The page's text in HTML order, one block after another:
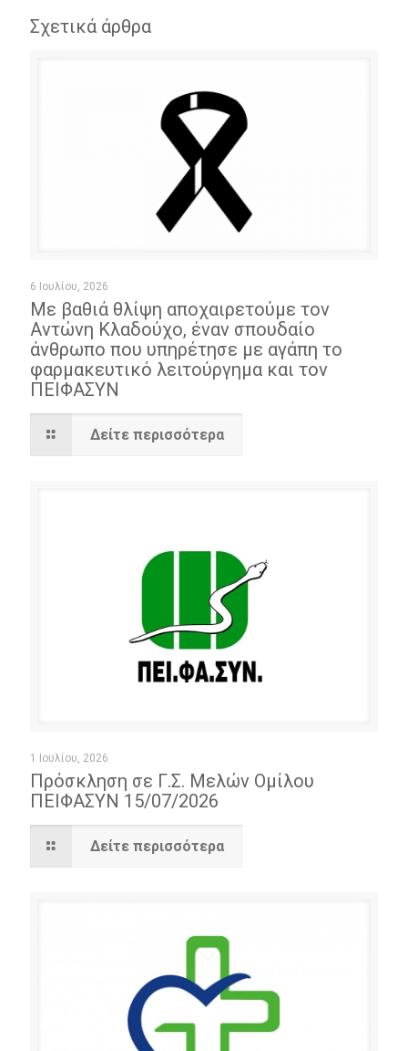
Σχετικά άρθρα
6 Ιουλίου, 2026
Με βαθιά θλίψη αποχαιρετούμε τον
Αντώνη Κλαδούχο, έναν σπουδαίο
άνθρωπο που υπηρέτησε με αγάπη το
φαρμακευτικό λειτούργημα και τον
ΠΕΙΦΑΣΥΝ
Δείτε περισσότερα
1 Ιουλίου, 2026
Πρόσκληση σε Γ.Σ. Μελών Ομίλου
ΠΕΙΦΑΣΥΝ 15/07/2026
Δείτε περισσότερα